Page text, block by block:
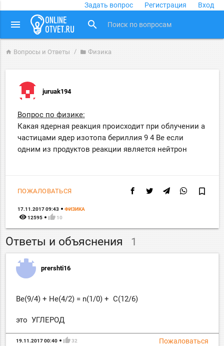
Задать вопрос Регистрация Вход
menu search
home Вопросы и Ответы folder Физика
juruak194
Вопрос по физике:
Какая ядерная реакция происходит при облучении а
частицами ядер изотопа бериллия 9 4 Be если
одним из продуктов реакции является нейтрон
ПОЖАЛОВАТЬСЯ bookmark_border
17.11.2017 09:43 ФИЗИКА
remove_red_eye 12595 thumb_up 10
Ответы и объяснения 1
prershti16
Be(9/4) + He(4/2) = n(1/0) + C(12/6)
это УГЛЕРОД
Пожаловаться
19.11.2017 00:40 thumb_up 32